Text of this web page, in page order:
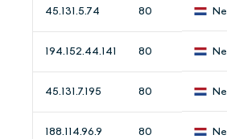
45.131.5.74 80
194.152.44.141 80
45.131.7.195 80
188.114.96.9 80